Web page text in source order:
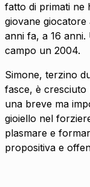
fatto di primati ne
giovane giocatore
anni fa, a 16 anni.
campo un 2004.
Simone, terzino
fasce, è cresciuto
una breve ma
gioiello nel
plasmare e
propositiva e